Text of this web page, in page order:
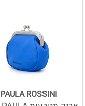
PAULA ROSSINI